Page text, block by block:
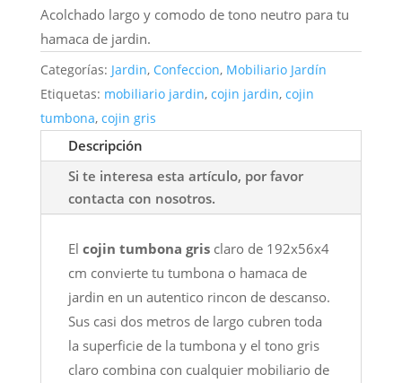
Acolchado largo y comodo de tono neutro para tu
hamaca de jardin.
Categorías: Jardin, Confeccion, Mobiliario Jardín
Etiquetas: mobiliario jardin, cojin jardin, cojin
tumbona, cojin gris
Descripción
Si te interesa esta artículo, por favor
contacta con nosotros.
El cojin tumbona grisclaro de 192x56x4
cm convierte tu tumbona o hamaca de
jardin en un autentico rincon de descanso.
Sus casi dos metros de largo cubren toda
la superficie de la tumbona y el tono gris
claro combina con cualquier mobiliario de